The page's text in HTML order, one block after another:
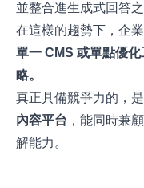
並整合進生成式回答之
在這樣的趨勢下，企
單一 CMS或單點優
略。
真正具備競爭力的，
內容平台 ，能同時兼
解能力。